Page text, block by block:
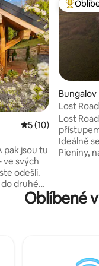
hostů
Průměrné
5 (10)
pak jsou tu
ve svých
odešli.
druhé
okny,
Nejlepší
Bungalov
Lost
Lost
Ideálně
Pieniny,
jsou plně
společné bydlení.
Oblíbené